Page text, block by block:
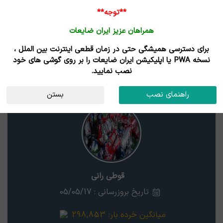
نتایج جستجوی قیمت
قوطی رانی
تاریخ بروزرسانی : 05/05/17
میانگین خرده بار: 298,853
**توجه**
همراهان عزیز ایران ضایعات
برای دسترسی همیشگی حتی در زمان قطعی اینترنت بین الملل ،
نسخه PWA یا اپلیکیشن ایران ضایعات را بر روی گوشی های خود
نصب نمایید.
راهنمای نصب بستن